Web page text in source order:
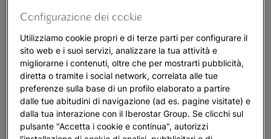
Configurazione dei cookie
Utilizziamo cookie propri e di terze parti per configurare il
sito web e i suoi servizi, analizzare la tua attività e
migliorarne i contenuti, oltre che per mostrarti pubblicità,
diretta o tramite i social network, correlata alle tue
preferenze sulla base di un profilo elaborato a partire
dalle tue abitudini di navigazione (ad es. pagine visitate) e
dalla tua interazione con il Iberostar Group. Se clicchi sul
pulsante "Accetta i cookie e continua", autorizzi